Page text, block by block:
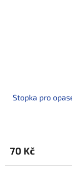
Stopka pro
70 Kč